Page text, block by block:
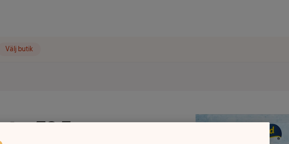
Välj butik
79,5g